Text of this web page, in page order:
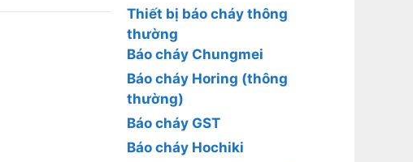
Thiết bị báo cháy thông
thường
Báo cháy Chungmei
Báo cháy Horing (thông
thường)
Báo cháy GST
Báo cháy Hochiki